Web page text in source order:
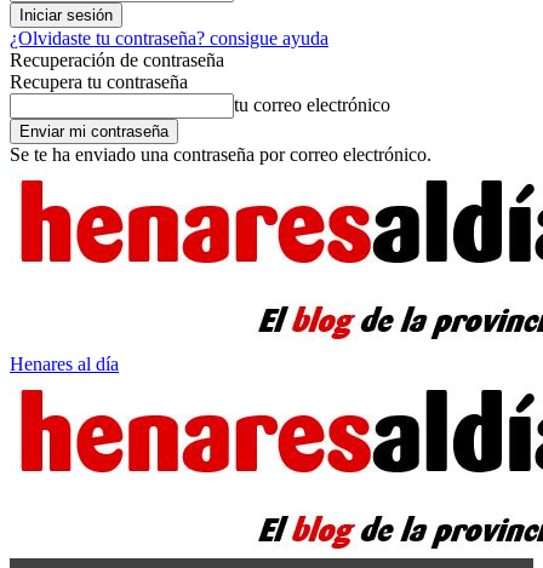
¿Olvidaste tu contraseña? consigue ayuda
Recuperación de contraseña
Recupera tu contraseña
tu correo electrónico
Se te ha enviado una contraseña por correo electrónico.
Henares al día